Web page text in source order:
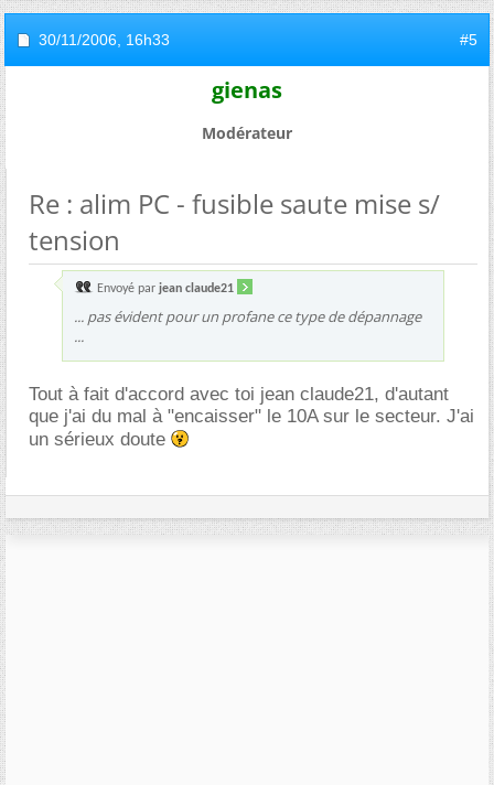
30/11/2006, 16h33 #5
gienas
Modérateur
Re : alim PC - fusible saute mise s/
tension
Envoyé par jean claude21
... pas évident pour un profane ce type de dépannage
...
Tout à fait d'accord avec toi jean claude21, d'autant
que j'ai du mal à "encaisser" le 10A sur le secteur. J'ai
un sérieux doute